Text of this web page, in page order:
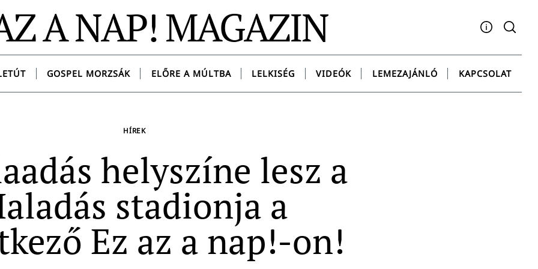
A NAP! MAGAZIN
Facebook
YouTubeInstagram
TwitterSpotify
GOSPEL MORZSÁK ELŐRE A MÚLTBA LELKISÉG VIDEÓK LEMEZAJÁNLÓ KAPCSOLAT
HÍREK
helyszíne lesz a
stadionja a
Ez az a nap!-on!